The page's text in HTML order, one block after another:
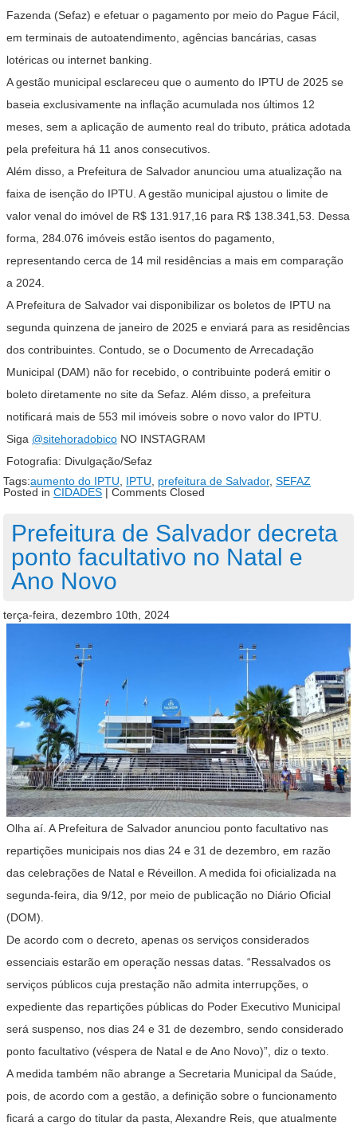
Fazenda (Sefaz) e efetuar o pagamento por meio do Pague Fácil,
em terminais de autoatendimento, agências bancárias, casas
lotéricas ou internet banking.
A gestão municipal esclareceu que o aumento do IPTU de 2025 se
baseia exclusivamente na inflação acumulada nos últimos 12
meses, sem a aplicação de aumento real do tributo, prática adotada
pela prefeitura há 11 anos consecutivos.
Além disso, a Prefeitura de Salvador anunciou uma atualização na
faixa de isenção do IPTU. A gestão municipal ajustou o limite de
valor venal do imóvel de R$ 131.917,16 para R$ 138.341,53. Dessa
forma, 284.076 imóveis estão isentos do pagamento,
representando cerca de 14 mil residências a mais em comparação
a 2024.
A Prefeitura de Salvador vai disponibilizar os boletos de IPTU na
segunda quinzena de janeiro de 2025 e enviará para as residências
dos contribuintes. Contudo, se o Documento de Arrecadação
Municipal (DAM) não for recebido, o contribuinte poderá emitir o
boleto diretamente no site da Sefaz. Além disso, a prefeitura
notificará mais de 553 mil imóveis sobre o novo valor do IPTU.
Siga @sitehoradobico NO INSTAGRAM
Fotografia: Divulgação/Sefaz
Tags:aumento do IPTU, IPTU, prefeitura de Salvador, SEFAZ
Posted in CIDADES | Comments Closed
Prefeitura de Salvador decreta
ponto facultativo no Natal e
Ano Novo
terça-feira, dezembro 10th, 2024
Olha aí. A Prefeitura de Salvador anunciou ponto facultativo nas
repartições municipais nos dias 24 e 31 de dezembro, em razão
das celebrações de Natal e Réveillon. A medida foi oficializada na
segunda-feira, dia 9/12, por meio de publicação no Diário Oficial
(DOM).
De acordo com o decreto, apenas os serviços considerados
essenciais estarão em operação nessas datas. “Ressalvados os
serviços públicos cuja prestação não admita interrupções, o
expediente das repartições públicas do Poder Executivo Municipal
será suspenso, nos dias 24 e 31 de dezembro, sendo considerado
ponto facultativo (véspera de Natal e de Ano Novo)”, diz o texto.
A medida também não abrange a Secretaria Municipal da Saúde,
pois, de acordo com a gestão, a definição sobre o funcionamento
ficará a cargo do titular da pasta, Alexandre Reis, que atualmente